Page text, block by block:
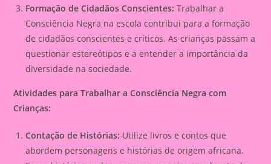
Formação de Cidadãos Conscientes: Trabalhar a
Consciência Negra na escola contribui para a formação
de cidadãos conscientes e críticos. As crianças passam a
questionar estereótipos e a entender a importância da
diversidade na sociedade.
Atividades para Trabalhar a Consciência Negra com
Crianças:
Contação de Histórias: Utilize livros e contos que
abordem personagens e histórias de origem africana.